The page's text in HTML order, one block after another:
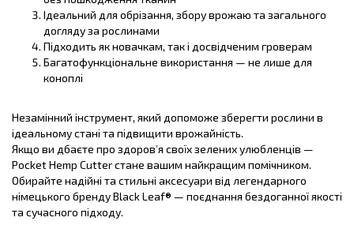
Ідеальний для обрізання, збору врожаю та загального
догляду за рослинами
Підходить як новачкам, так і досвідченим гроверам
Багатофункціональне використання — не лише для
коноплі
Незамінний інструмент, який допоможе зберегти рослини в
ідеальному стані та підвищити врожайність.
Якщо ви дбаєте про здоров’я своїх зелених улюбленців —
Pocket Hemp Cutter стане вашим найкращим помічником.
Обирайте надійні та стильні аксесуари від легендарного
німецького бренду Black Leaf® — поєднання бездоганної якості
та сучасного підходу.